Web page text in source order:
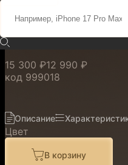
CloudKnit
Whoop 5.0
15 300 ₽12 990 ₽
код 999018
Описание
Цвет
В корзину